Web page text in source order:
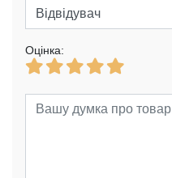
Оцінка: